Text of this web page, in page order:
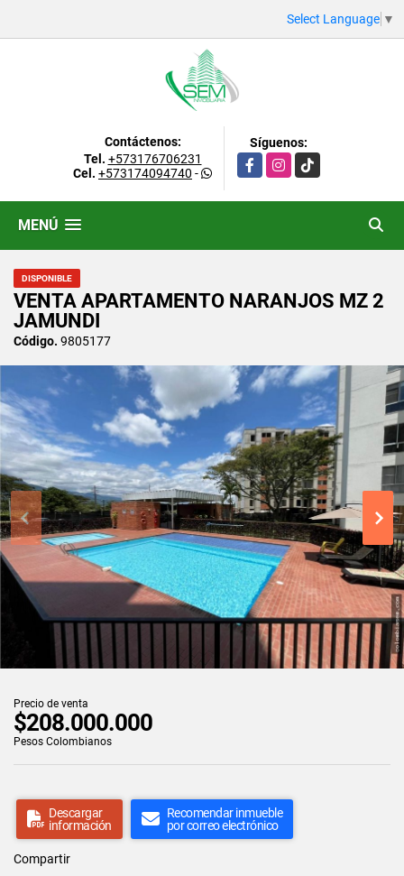
Select Language ▼
Contáctenos:
Tel. +573176706231
Cel. +573174094740 -
Síguenos:
FacebookInstagram
TikTok
MENÚ
DISPONIBLE
VENTA APARTAMENTO NARANJOS MZ 2
JAMUNDI
Código. 9805177
Precio de venta
$208.000.000
Pesos Colombianos
Descargar
información
Recomendar inmueble
por correo electrónico
Compartir